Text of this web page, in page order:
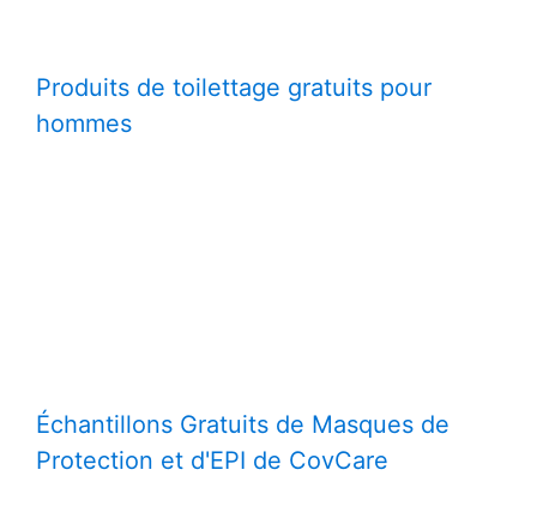
Produits de toilettage gratuits pour
hommes
Échantillons Gratuits de Masques de
Protection et d'EPI de CovCare